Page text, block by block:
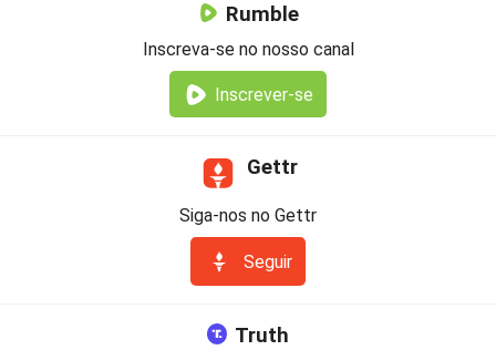
Rumble
Inscreva-se no nosso canal
Inscrever-se
Gettr
Siga-nos no Gettr
Seguir
Truth